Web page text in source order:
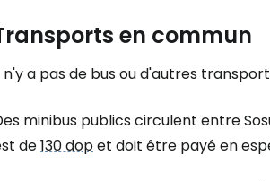
en commun
n'y a pas de bus ou d'autres
minibus publics circulent entre
de130 dopet doit être payé en